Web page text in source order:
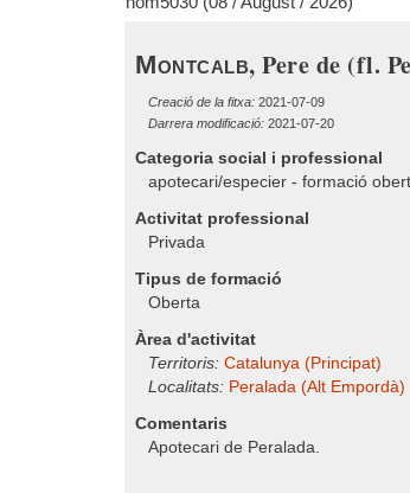
Montcalb, Pere de (fl.
Creació de la fitxa: 2021-07-09
Darrera modificació: 2021-07-20
Categoria social i professional
apotecari/especier - formació
Activitat professional
Privada
Tipus de formació
Oberta
Àrea d'activitat
Territoris: Catalunya (Principat)
Localitats: Peralada (Alt Empordà)
Comentaris
Apotecari de Peralada.